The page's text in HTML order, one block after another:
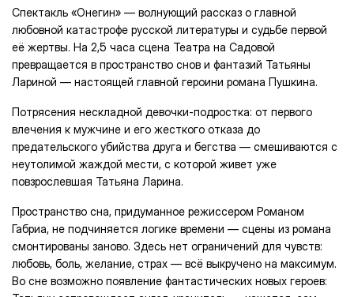
Спектакль «Онегин» — волнующий рассказ о главной
любовной катастрофе русской литературы и судьбе первой
её жертвы. На 2,5 часа сцена Театра на Садовой
превращается в пространство снов и фантазий Татьяны
Лариной — настоящей главной героини романа Пушкина.
Потрясения нескладной девочки-подростка: от первого
влечения к мужчине и его жесткого отказа до
предательского убийства друга и бегства — смешиваются с
неутолимой жаждой мести, с которой живет уже
повзрослевшая Татьяна Ларина.
Пространство сна, придуманное режиссером Романом
Габриа, не подчиняется логике времени — сцены из романа
смонтированы заново. Здесь нет ограничений для чувств:
любовь, боль, желание, страх — всё выкручено на максимум.
Во сне возможно появление фантастических новых героев: